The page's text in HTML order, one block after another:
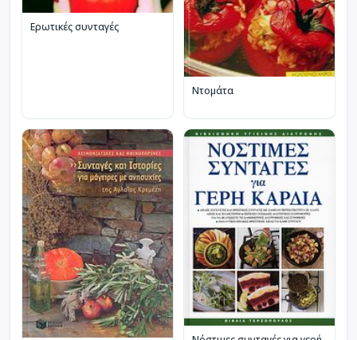
Ερωτικές συνταγές
Ντομάτα